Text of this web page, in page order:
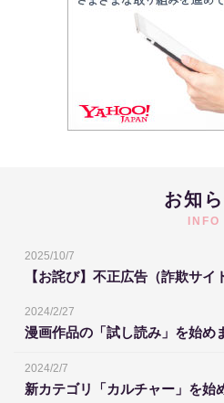
お知
INFO
2025/10/7
【お詫び】不正広告（詐欺サイ
2024/2/27
漫画作品の「試し読み」を始め
2024/2/7
新カテゴリ「カルチャー」を始